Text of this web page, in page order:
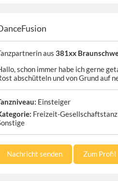
aus 381xx
schon immer habe ich gerne
abschütteln und von Grund auf
Einsteiger
Freizeit-Gesellschaftstanz
Nachricht senden Zum Profil